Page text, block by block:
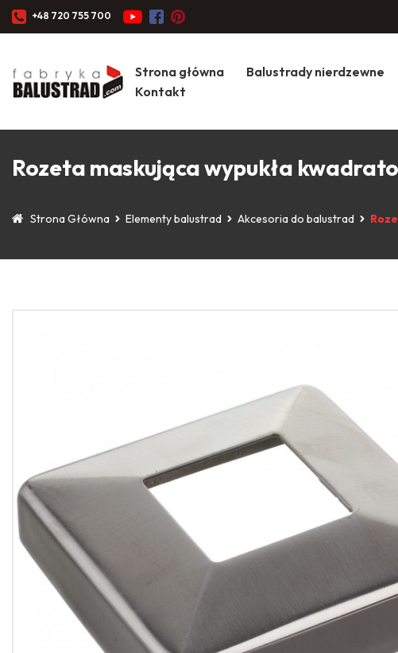
+48 720 755 700
Strona główna Balustrady nierdzewne
Kontakt
Rozeta maskująca wypukła
Strona Główna Elementy balustrad Akcesoria do balustrad